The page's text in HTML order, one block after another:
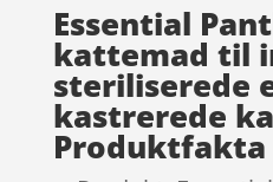
Essential
kattemad til
steriliserede
kastrerede
Produktfakta